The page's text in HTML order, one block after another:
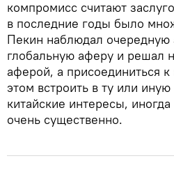
компромисс считают
в последние годы было
Пекин наблюдал очередную
глобальную аферу и решал
аферой, а присоединиться
этом встроить в ту или
китайские интересы,
очень существенно.